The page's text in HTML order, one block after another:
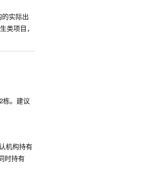
实际出
类项目，
栋。建议
机构持有
时持有